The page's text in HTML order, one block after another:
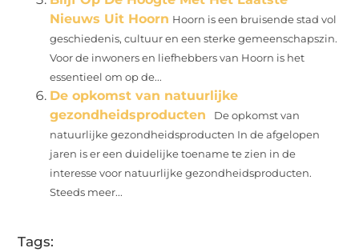
Nieuws Uit Hoorn Hoorn is een bruisende stad vol
geschiedenis, cultuur en een sterke gemeenschapszin.
Voor de inwoners en liefhebbers van Hoorn is het
essentieel om op de...
De opkomst van natuurlijke
gezondheidsproducten
De opkomst van
natuurlijke gezondheidsproducten In de afgelopen
jaren is er een duidelijke toename te zien in de
interesse voor natuurlijke gezondheidsproducten.
Steeds meer...
Tags: